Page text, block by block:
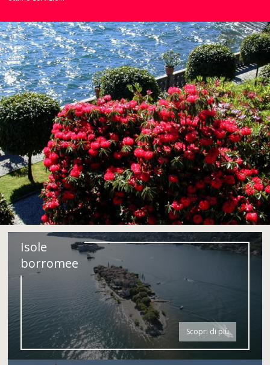
Isole
borromee
Scopri di più